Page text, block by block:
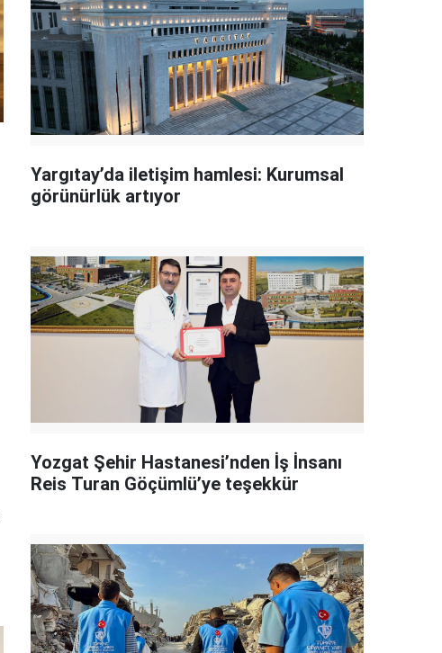
Yargıtay’da iletişim hamlesi: Kurumsal
görünürlük artıyor
Yozgat Şehir Hastanesi’nden İş İnsanı
Reis Turan Göçümlü’ye teşekkür